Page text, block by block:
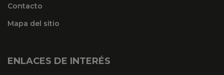
Contacto
Mapa del sitio
ENLACES DE INTERÉS